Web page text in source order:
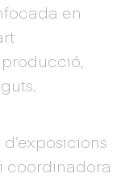
en
coordinadora